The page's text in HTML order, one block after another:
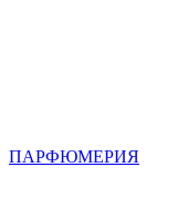
ПАРФЮМЕРИЯ